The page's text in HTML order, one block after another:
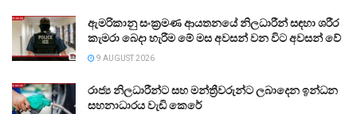
ඇමරිකානු සංක්‍රමණ ආයතනයේ නිලධාරීන් සඳහා ශරීර
කැමරා බෙදා හැරීම මේ මස අවසන් වන විට අවසන් වේ
9 AUGUST 2026
රාජ්‍ය නිලධාරීන්ට සහ මන්ත්‍රීවරුන්ට ලබාදෙන ඉන්ධන
සහනාධාරය වැඩි කෙරේ